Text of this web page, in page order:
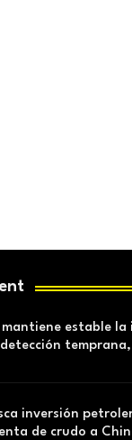
estable la
inversión
de crudo a